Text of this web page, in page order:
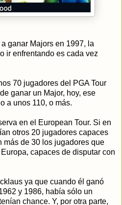
ganar Majors en 1997, la
ir enfrentando es cada vez
70 jugadores del PGA Tour
ganar un Major, hoy, ese
a unos 110, o más.
en el European Tour. Si en
otros 20 jugadores capaces
más de 30 los jugadores que
capaces de disputar con
ya que cuando él ganó
y 1986, había sólo un
chance. Y, por otra parte,